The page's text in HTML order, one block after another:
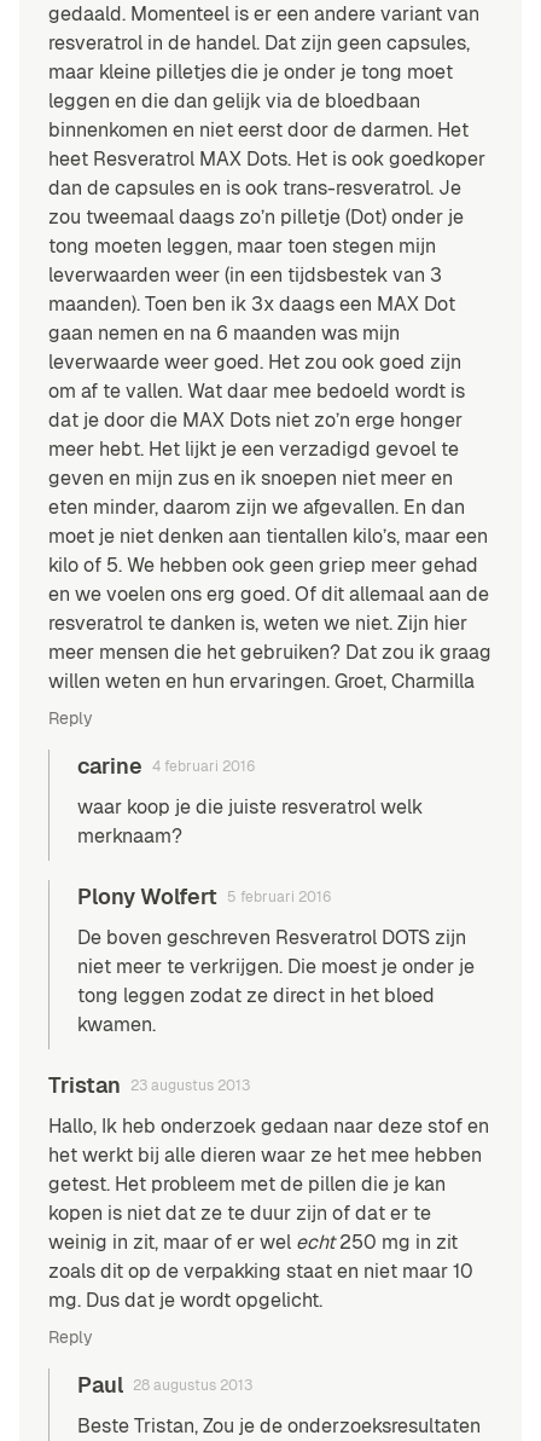
gedaald. Momenteel is er een andere variant van
resveratrol in de handel. Dat zijn geen capsules,
maar kleine pilletjes die je onder je tong moet
leggen en die dan gelijk via de bloedbaan
binnenkomen en niet eerst door de darmen. Het
heet Resveratrol MAX Dots. Het is ook goedkoper
dan de capsules en is ook trans-resveratrol. Je
zou tweemaal daags zo’n pilletje (Dot) onder je
tong moeten leggen, maar toen stegen mijn
leverwaarden weer (in een tijdsbestek van 3
maanden). Toen ben ik 3x daags een MAX Dot
gaan nemen en na 6 maanden was mijn
leverwaarde weer goed. Het zou ook goed zijn
om af te vallen. Wat daar mee bedoeld wordt is
dat je door die MAX Dots niet zo’n erge honger
meer hebt. Het lijkt je een verzadigd gevoel te
geven en mijn zus en ik snoepen niet meer en
eten minder, daarom zijn we afgevallen. En dan
moet je niet denken aan tientallen kilo’s, maar een
kilo of 5. We hebben ook geen griep meer gehad
en we voelen ons erg goed. Of dit allemaal aan de
resveratrol te danken is, weten we niet. Zijn hier
meer mensen die het gebruiken? Dat zou ik graag
willen weten en hun ervaringen. Groet, Charmilla
Reply
carine 4 februari 2016
waar koop je die juiste resveratrol welk
merknaam?
Plony Wolfert 5 februari 2016
De boven geschreven Resveratrol DOTS zijn
niet meer te verkrijgen. Die moest je onder je
tong leggen zodat ze direct in het bloed
kwamen.
Tristan 23 augustus 2013
Hallo, Ik heb onderzoek gedaan naar deze stof en
het werkt bij alle dieren waar ze het mee hebben
getest. Het probleem met de pillen die je kan
kopen is niet dat ze te duur zijn of dat er te
weinig in zit, maar of er wel echt250 mg in zit
zoals dit op de verpakking staat en niet maar 10
mg. Dus dat je wordt opgelicht.
Reply
Paul 28 augustus 2013
Beste Tristan, Zou je de onderzoeksresultaten